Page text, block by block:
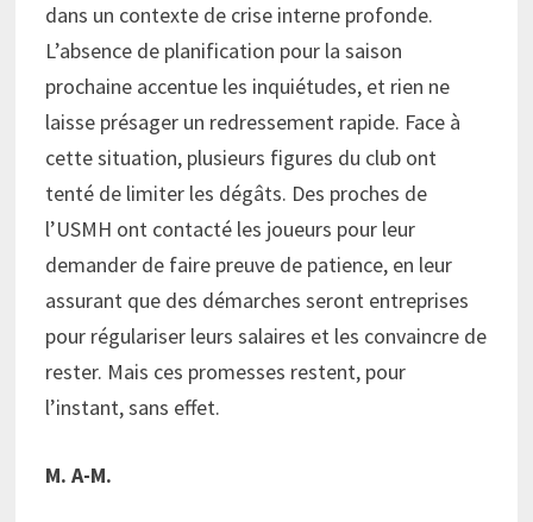
dans un contexte de crise interne profonde.
L’absence de planification pour la saison
prochaine accentue les inquiétudes, et rien ne
laisse présager un redressement rapide. Face à
cette situation, plusieurs figures du club ont
tenté de limiter les dégâts. Des proches de
l’USMH ont contacté les joueurs pour leur
demander de faire preuve de patience, en leur
assurant que des démarches seront entreprises
pour régulariser leurs salaires et les convaincre de
rester. Mais ces promesses restent, pour
l’instant, sans effet.
M. A-M.